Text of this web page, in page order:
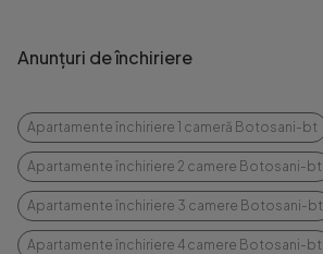
Anunțuri de închiriere
Apartamente închiriere 1 cameră Botosani-bt
Apartamente închiriere 2 camere Botosani-bt
Apartamente închiriere 3 camere Botosani-bt
Apartamente închiriere 4 camere Botosani-bt